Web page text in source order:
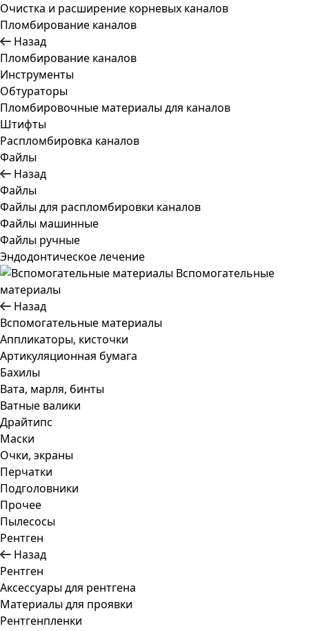
Очистка и расширение корневых каналов
Пломбирование каналов
Назад
Пломбирование каналов
Инструменты
Обтураторы
Пломбировочные материалы для каналов
Штифты
Распломбировка каналов
Файлы
Назад
Файлы
Файлы для распломбировки каналов
Файлы машинные
Файлы ручные
Эндодонтическое лечение
Вспомогательные
материалы
Назад
Вспомогательные материалы
Аппликаторы, кисточки
Артикуляционная бумага
Бахилы
Вата, марля, бинты
Ватные валики
Драйтипс
Маски
Очки, экраны
Перчатки
Подголовники
Прочее
Пылесосы
Рентген
Назад
Рентген
Аксессуары для рентгена
Материалы для проявки
Рентгенпленки